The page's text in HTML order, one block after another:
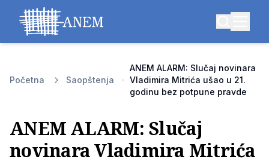
Početna Saopštenja
ANEM ALARM: Slučaj novinara
Vladimira Mitrića ušao u 21.
godinu bez potpune pravde
ANEM ALARM: Slučaj
novinara Vladimira Mitrića